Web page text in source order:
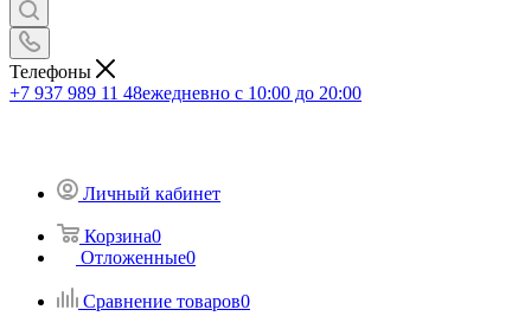
Телефоны
+7 937 989 11 48ежедневно с 10:00 до 20:00
Личный кабинет
Корзина0
Отложенные0
Сравнение товаров0